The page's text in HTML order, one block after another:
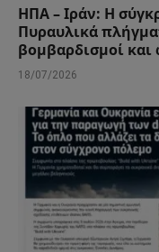
ΗΠΑ – Ιράν: Η
Πυραυλικά
βομβαρδισμοί και
18/07/2026